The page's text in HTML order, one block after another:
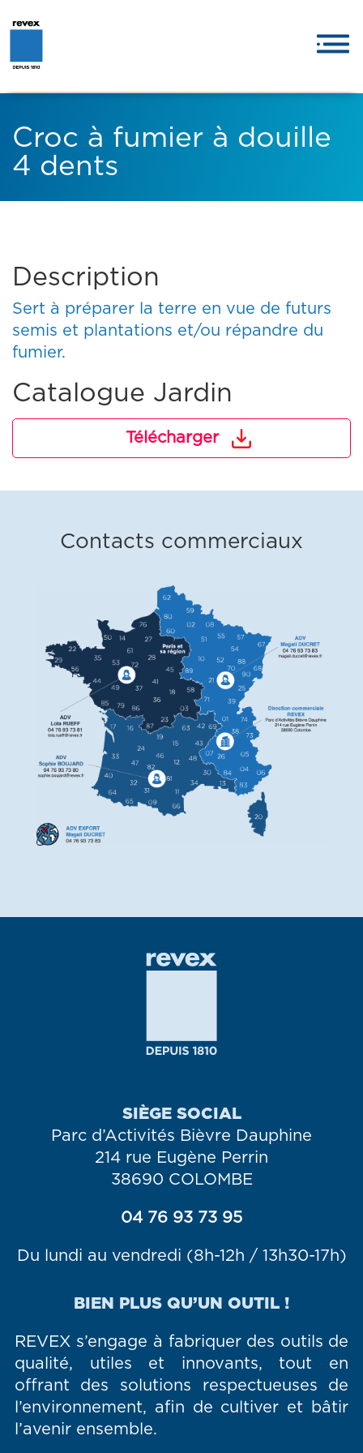
Croc à fumier à douille
4 dents
Description
Sert à préparer la terre en vue de futurs
semis et plantations et/ou répandre du
fumier.
Catalogue Jardin
Télécharger
Contacts commerciaux
SIÈGE SOCIAL
Parc d’Activités Bièvre Dauphine
214 rue Eugène Perrin
38690 COLOMBE
04 76 93 73 95
Du lundi au vendredi (8h-12h / 13h30-17h)
BIEN PLUS QU’UN OUTIL !
REVEX s’engage à fabriquer des outils de
qualité, utiles et innovants, tout en
offrant des solutions respectueuses de
l’environnement, afin de cultiver et bâtir
l’avenir ensemble.